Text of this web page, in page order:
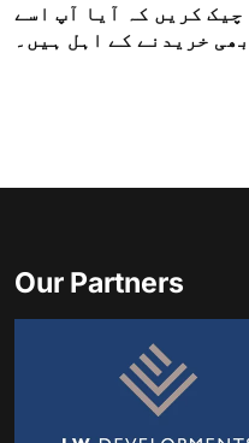
چیک کریں کہ آیا آپ اسے
خریدنے کے اہل ہیں۔
Our Partners